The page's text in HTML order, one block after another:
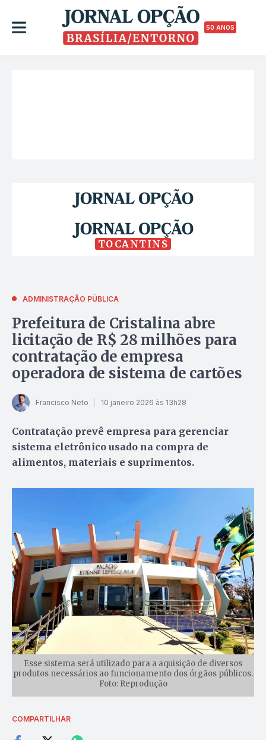
50 ANOS
TOCANTINS
ADMINISTRAÇÃO PÚBLICA
Prefeitura de Cristalina abre
licitação de R$ 28 milhões para
contratação de empresa
operadora de sistema de cartões
Francisco Neto 10 janeiro 2026 às 13h28
Contratação prevê empresa para gerenciar
sistema eletrônico usado na compra de
alimentos, materiais e suprimentos.
Esse sistema será utilizado para a aquisição de diversos
produtos necessários ao funcionamento dos órgãos públicos.
Foto: Reprodução
COMPARTILHAR